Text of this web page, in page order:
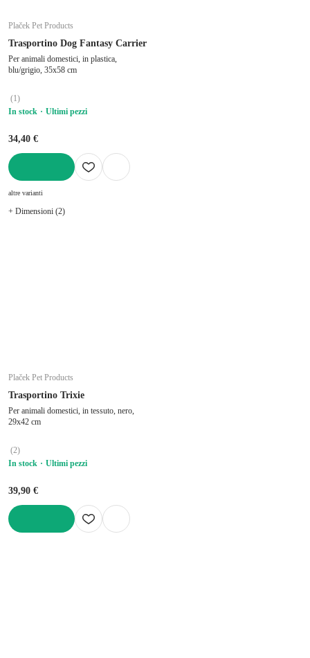
Plaček Pet Products
Trasportino Dog Fantasy Carrier
Per animali domestici, in plastica,
blu/grigio, 35x58 cm
(1)
In stock
Ultimi pezzi
34,40 €
altre varianti
+ Dimensioni (2)
Plaček Pet Products
Trasportino Trixie
Per animali domestici, in tessuto, nero,
29x42 cm
(2)
In stock
Ultimi pezzi
39,90 €